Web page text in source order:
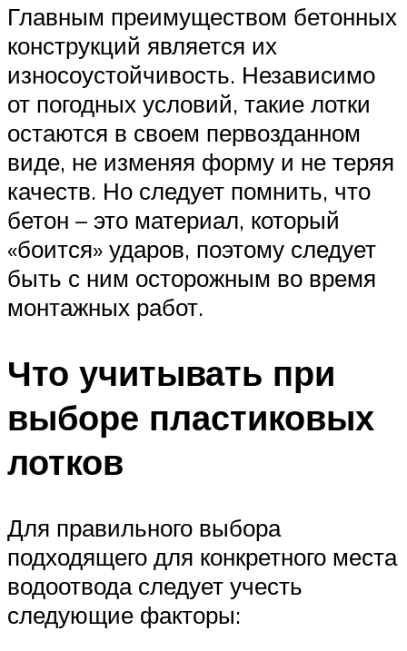
Главным преимуществом бетонных
конструкций является их
износоустойчивость. Независимо
от погодных условий, такие лотки
остаются в своем первозданном
виде, не изменяя форму и не теряя
качеств. Но следует помнить, что
бетон – это материал, который
«боится» ударов, поэтому следует
быть с ним осторожным во время
монтажных работ.
Что учитывать при
выборе пластиковых
лотков
Для правильного выбора
подходящего для конкретного места
водоотвода следует учесть
следующие факторы: